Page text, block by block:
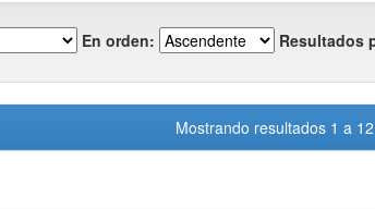
En orden: Resultados
Mostrando resultados 1 a